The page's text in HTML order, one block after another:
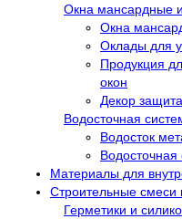
Окна мансардные
Окна
Оклады для
Продукция
окон
Декор
Водосточная
Водосток
Материалы для
Строительные смеси
Герметики и